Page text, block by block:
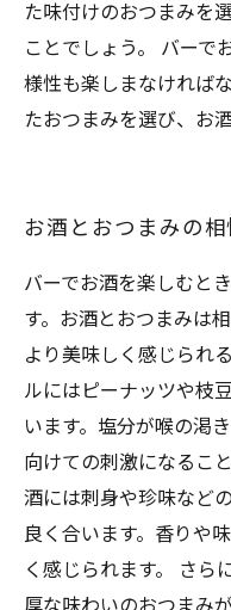
た味付けのおつまみを
ことでしょう。 バーで
様性も楽しまなければ
たおつまみを選び、お
お酒とおつまみの相
バーでお酒を楽しむと
す。お酒とおつまみは
より美味しく感じられ
ルにはピーナッツや枝
います。塩分が喉の渇
向けての刺激になるこ
酒には刺身や珍味など
良く合います。香りや
く感じられます。 さら